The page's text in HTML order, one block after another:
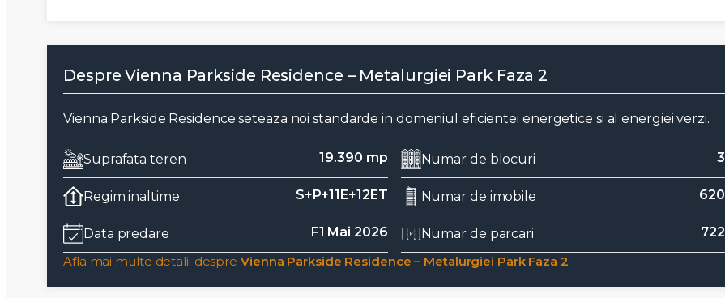
Despre Vienna Parkside Residence – Metalurgiei Park Faza 2
Vienna Parkside Residence seteaza noi standarde in domeniul eficientei energetice si al energiei verzi.
Suprafata teren 19.390 mp
Regim inaltime S+P+11E+12ET
Data predare F1 Mai 2026
Numar de blocuri 3
Numar de imobile 620
Numar de parcari
722
Afla mai multe detalii despre Vienna Parkside Residence – Metalurgiei Park Faza 2